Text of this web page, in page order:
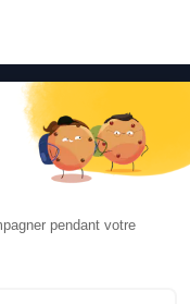
courtier en
Flex est un
souscrit
n° 8070/200175